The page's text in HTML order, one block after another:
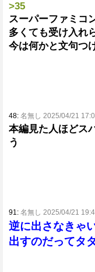
>35
スーパーファミコ
多くても受け入れ
今は何かと文句つ
48: 名無し 2025/04/21
本編見た人ほどス
う
91: 名無し 2025/04/21
逆に出さなきゃ
出すのだってタ